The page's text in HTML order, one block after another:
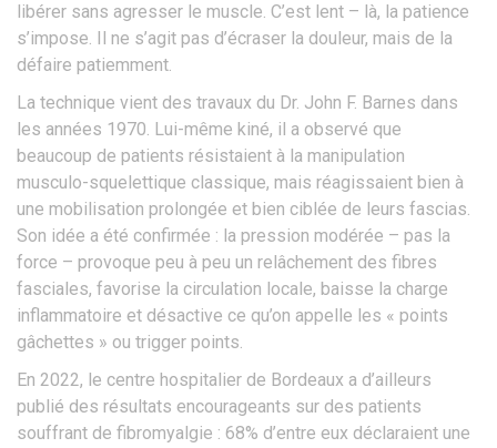
libérer sans agresser le muscle. C’est lent – là, la patience
s’impose. Il ne s’agit pas d’écraser la douleur, mais de la
défaire patiemment.
La technique vient des travaux du Dr. John F. Barnes dans
les années 1970. Lui-même kiné, il a observé que
beaucoup de patients résistaient à la manipulation
musculo-squelettique classique, mais réagissaient bien à
une mobilisation prolongée et bien ciblée de leurs fascias.
Son idée a été confirmée : la pression modérée – pas la
force – provoque peu à peu un relâchement des fibres
fasciales, favorise la circulation locale, baisse la charge
inflammatoire et désactive ce qu’on appelle les « points
gâchettes » ou trigger points.
En 2022, le centre hospitalier de Bordeaux a d’ailleurs
publié des résultats encourageants sur des patients
souffrant de fibromyalgie : 68% d’entre eux déclaraient une